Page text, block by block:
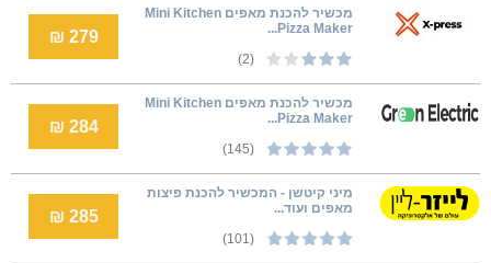
‏מכשיר להכנת מאפים Mini Kitchen
Pizza Maker...
(2)
279 ₪
‏מכשיר להכנת מאפים Mini Kitchen
Pizza Maker...
(145)
284 ₪
מיני קיטשן - המכשיר להכנת פיצות
מאפים ועוד...
(101)
285 ₪